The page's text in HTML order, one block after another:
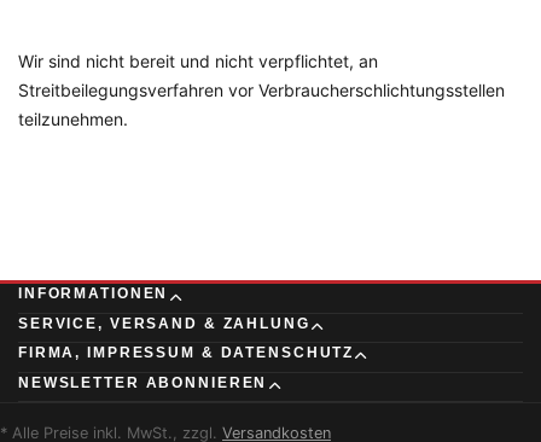
Wir sind nicht bereit und nicht verpflichtet, an
Streitbeilegungsverfahren vor Verbraucherschlichtungsstellen
teilzunehmen.
INFORMATIONEN
SERVICE, VERSAND & ZAHLUNG
FIRMA, IMPRESSUM & DATENSCHUTZ
NEWSLETTER ABONNIEREN
* Alle Preise inkl. MwSt., zzgl. Versandkosten